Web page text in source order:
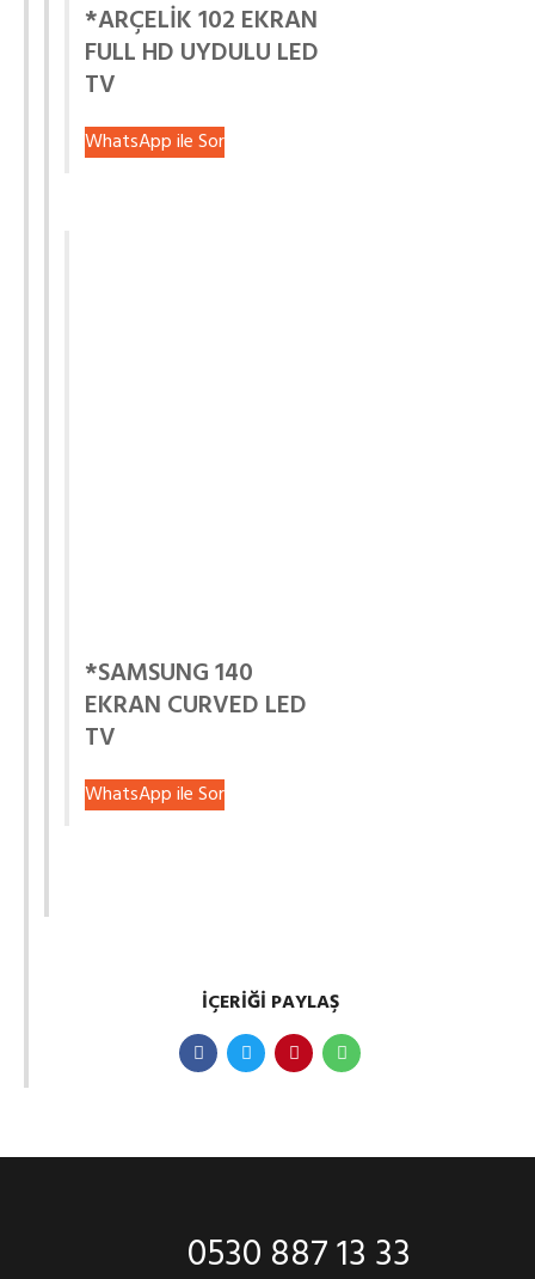
*ARÇELİK 102 EKRAN
FULL HD UYDULU LED
TV
WhatsApp ile Sor
*SAMSUNG 140
EKRAN CURVED LED
TV
WhatsApp ile Sor
İÇERIĞI PAYLAŞ
0530 887 13 33